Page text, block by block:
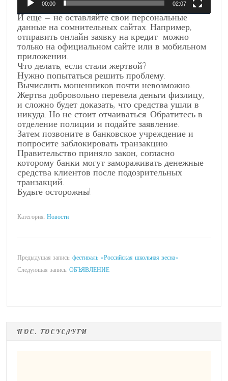
00:00 02:07
И еще — не оставляйте свои персональные
данные на сомнительных сайтах. Например,
отправить онлайн-заявку на кредит можно
только на официальном сайте или в мобильном
приложении.
Что делать, если стали жертвой?
Нужно попытаться решить проблему.
Вычислить мошенников почти невозможно.
Жертва добровольно перевела деньги физлицу,
и сложно будет доказать, что средства ушли в
никуда. Но не стоит отчаиваться. Обратитесь в
отделение полиции и подайте заявление.
Затем позвоните в банковское учреждение и
попросите заблокировать транзакцию.
Правительство приняло закон, согласно
которому банки могут замораживать денежные
средства клиентов после подозрительных
транзакций.
Будьте осторожны!
Категория:Новости
Предыдущая запись:фестиваль «Российская школьная весна»
Следующая запись:ОБЪЯВЛЕНИЕ
ПОС. ГОСУСЛУГИ